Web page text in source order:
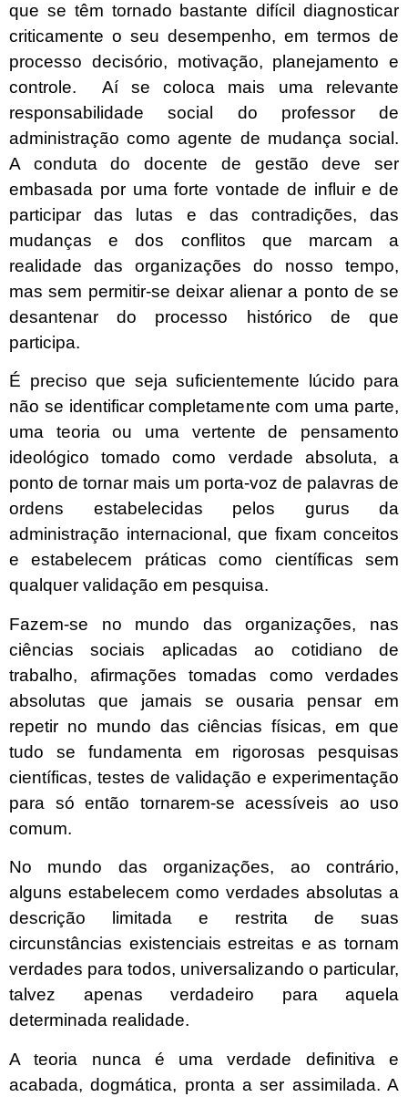
que se têm tornado bastante difícil diagnosticar
criticamente o seu desempenho, em termos de
processo decisório, motivação, planejamento e
controle. Aí se coloca mais uma relevante
responsabilidade social do professor de
administração como agente de mudança social.
A conduta do docente de gestão deve ser
embasada por uma forte vontade de influir e de
participar das lutas e das contradições, das
mudanças e dos conflitos que marcam a
realidade das organizações do nosso tempo,
mas sem permitir-se deixar alienar a ponto de se
desantenar do processo histórico de que
participa.
É preciso que seja suficientemente lúcido para
não se identificar completamente com uma parte,
uma teoria ou uma vertente de pensamento
ideológico tomado como verdade absoluta, a
ponto de tornar mais um porta-voz de palavras de
ordens estabelecidas pelos gurus da
administração internacional, que fixam conceitos
e estabelecem práticas como científicas sem
qualquer validação em pesquisa.
Fazem-se no mundo das organizações, nas
ciências sociais aplicadas ao cotidiano de
trabalho, afirmações tomadas como verdades
absolutas que jamais se ousaria pensar em
repetir no mundo das ciências físicas, em que
tudo se fundamenta em rigorosas pesquisas
científicas, testes de validação e experimentação
para só então tornarem-se acessíveis ao uso
comum.
No mundo das organizações, ao contrário,
alguns estabelecem como verdades absolutas a
descrição limitada e restrita de suas
circunstâncias existenciais estreitas e as tornam
verdades para todos, universalizando o particular,
talvez apenas verdadeiro para aquela
determinada realidade.
A teoria nunca é uma verdade definitiva e
acabada, dogmática, pronta a ser assimilada. A